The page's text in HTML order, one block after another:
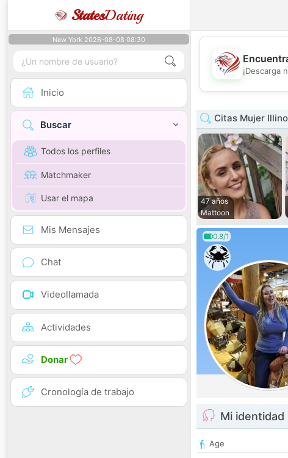
StatesDating
New York 2026-08-08 08:30
Inicio
Buscar
Todos los perfiles
Matchmaker
Usar el mapa
Mis Mensajes
Chat
Videollamada
Actividades
Donar
Cronología de trabajo
¡Descarga
Citas Mujer
47 años
Mattoon
0.8/1
Mi identidad
Age